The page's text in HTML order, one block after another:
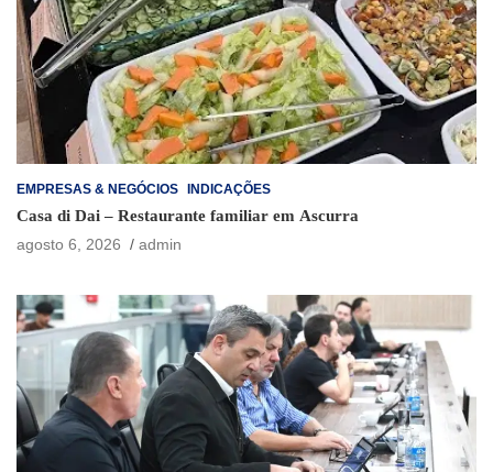
EMPRESAS & NEGÓCIOS INDICAÇÕES
Casa di Dai – Restaurante familiar em Ascurra
agosto 6, 2026
admin